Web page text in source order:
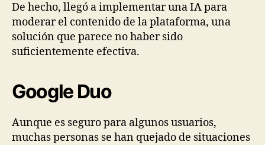
De hecho, llegó a implementar una IA para
moderar el contenido de la plataforma, una
solución que parece no haber sido
suficientemente efectiva.
Google Duo
Aunque es seguro para algunos usuarios,
muchas personas se han quejado de situaciones